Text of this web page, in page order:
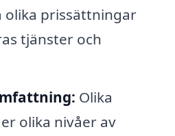
olika prissättningar
tjänster och
Olika
olika nivåer av